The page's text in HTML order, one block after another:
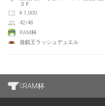
３Ｆ
¥ 1,000
42/48
RAM杯
遊戯王ラッシュデュエル
RAM杯